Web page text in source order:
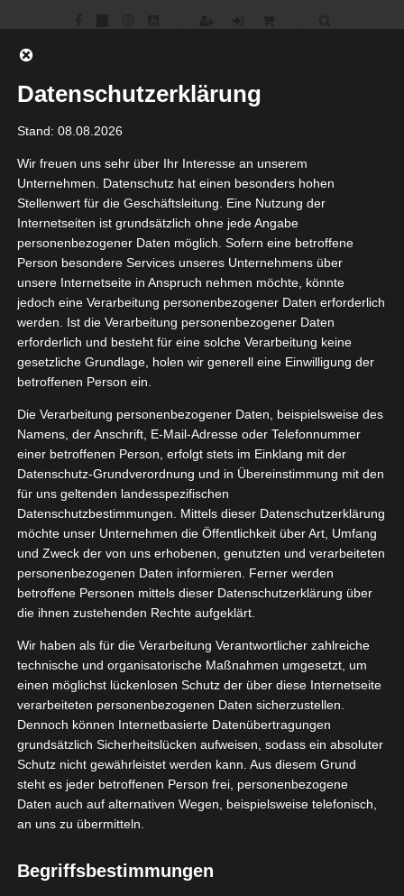
Ihr Experte vor Ort für Ihre Kaschmir
Reise
Willkommen bei Sontrips
SONTRIPS - IHR
EXPERTE FÜR IHRE
KASCHMIR REISE
Wir sind ein deutsch-lokales Reisebüro in Srinagar,
Kaschmir und Ihr Experte vor Ort für Ihre Kaschmir Reise.
Nicht ohne Grund ist Kaschmir als “Schweiz des Ostens” oder
“Paradies auf Erden” beschrieben worden. Mit seiner
wunderschönen Berglandschaft, seinen Flüssen und Seen,
Bergwiesen und seinem reichen kulturellen Erbe hat Kaschmir
viel zu bieten!
Übernachten Sie auf einem Hausboot in
Shikara-Boot. Schlendern Sie durch Moghul-Gärten und
Datenschutzerklärung
Stand: 08.08.2026
Wir freuen uns sehr über Ihr Interesse an unserem
Unternehmen. Datenschutz hat einen besonders hohen
Stellenwert für die Geschäftsleitung. Eine Nutzung der
Internetseiten ist grundsätzlich ohne jede Angabe
personenbezogener Daten möglich. Sofern eine betroffene
Person besondere Services unseres Unternehmens über
unsere Internetseite in Anspruch nehmen möchte, könnte
jedoch eine Verarbeitung personenbezogener Daten erforderlich
werden. Ist die Verarbeitung personenbezogener Daten
erforderlich und besteht für eine solche Verarbeitung keine
gesetzliche Grundlage, holen wir generell eine Einwilligung der
betroffenen Person ein.
Die Verarbeitung personenbezogener Daten, beispielsweise des
Namens, der Anschrift, E-Mail-Adresse oder Telefonnummer
einer betroffenen Person, erfolgt stets im Einklang mit der
Datenschutz-Grundverordnung und in Übereinstimmung mit den
für uns geltenden landesspezifischen
Datenschutzbestimmungen. Mittels dieser Datenschutzerklärung
möchte unser Unternehmen die Öffentlichkeit über Art, Umfang
und Zweck der von uns erhobenen, genutzten und verarbeiteten
personenbezogenen Daten informieren. Ferner werden
betroffene Personen mittels dieser Datenschutzerklärung über
die ihnen zustehenden Rechte aufgeklärt.
Wir haben als für die Verarbeitung Verantwortlicher zahlreiche
technische und organisatorische Maßnahmen umgesetzt, um
einen möglichst lückenlosen Schutz der über diese Internetseite
verarbeiteten personenbezogenen Daten sicherzustellen.
Dennoch können Internetbasierte Datenübertragungen
grundsätzlich Sicherheitslücken aufweisen, sodass ein absoluter
Schutz nicht gewährleistet werden kann. Aus diesem Grund
steht es jeder betroffenen Person frei, personenbezogene
Daten auch auf alternativen Wegen, beispielsweise telefonisch,
an uns zu übermitteln.
Begriffsbestimmungen